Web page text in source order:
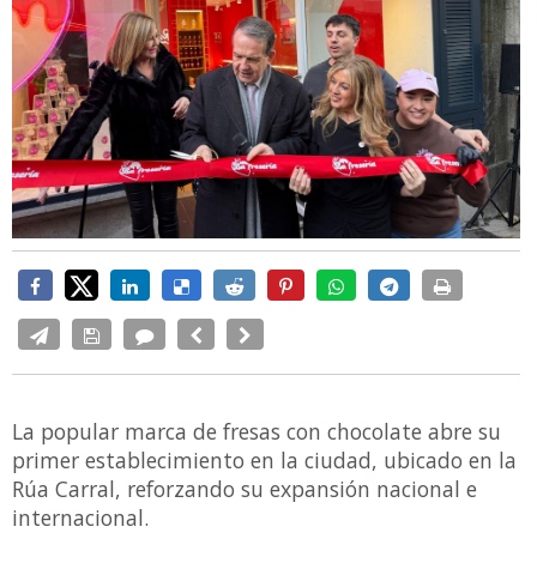
La popular marca de fresas con chocolate abre su
primer establecimiento en la ciudad, ubicado en la
Rúa Carral, reforzando su expansión nacional e
internacional.